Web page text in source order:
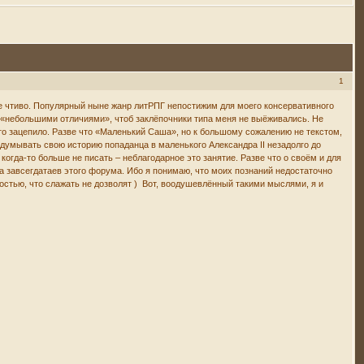
1
Популярный ныне жанр литРПГ непостижим для моего консервативного
отличиями», чтоб заклёпочники типа меня не выёживались. Не
Разве что «Маленький Саша», но к большому сожалению не текстом,
свою историю попаданца в маленького Александра II незадолго до
то больше не писать – неблагодарное это занятие. Разве что о своём и для
этого форума. Ибо я понимаю, что моих познаний недостаточно
что слажать не дозволят ) Вот, воодушевлённый такими мыслями, я и